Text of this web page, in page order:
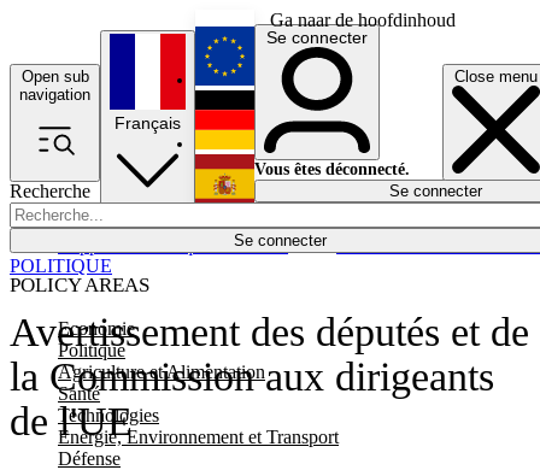
Ga naar de hoofdinhoud
Open sub
navigation
Close menu
Recherche
Se connecter
POLICY AREAS
Economie
Politique
Agriculture et Alimentation
Santé
Technologies
Energie, Environnement et Transport
Défense
Économie
Français
English
Deutsch
Español
Se connecter
Vous êtes déconnecté.
Se connecter
Avertissement des députés et de
la Commission aux dirigeants
de l'UE
POLITIQUE